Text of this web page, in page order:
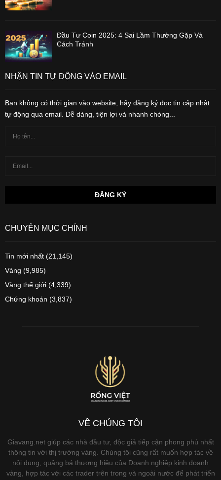
Đầu Tư Coin 2025: 4 Sai Lầm Thường Gặp Và
Cách Tránh
NHẬN TIN TỰ ĐỘNG VÀO EMAIL
Bạn không có thời gian vào website, hãy đăng ký đọc tin cập nhật
tự động qua email. Dễ dàng, tiện lợi và nhanh chóng...
CHUYÊN MỤC CHÍNH
Tin mới nhất (21,145)
Vàng (9,985)
Vàng thế giới (4,339)
Chứng khoán (3,837)
VỀ CHÚNG TÔI
Giavang.net giúp các nhà đầu tư, độc giả tiếp cận phong phú nhất
thông tin với thị trường vàng. Chúng tôi cũng rất muốn hợp tác về
nội dung, quảng bá thương hiệu của Doanh nghiệp kinh doanh
vàng, hợp tác với các trader trên trong và ngoài nước để phát triển